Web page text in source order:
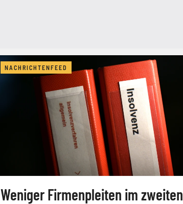
NACHRICHTENFEED
Weniger Firmenpleiten im zweiten